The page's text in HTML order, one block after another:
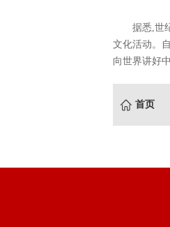
据悉,世
文化活动。
向世界讲好
首页